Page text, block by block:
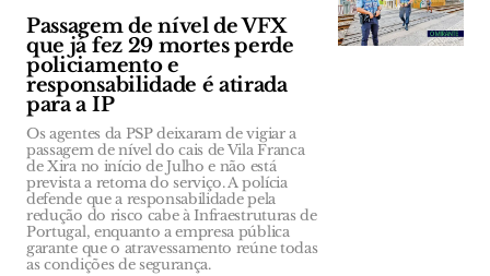
Passagem de nível de VFX
que já fez 29 mortes perde
policiamento e
responsabilidade é atirada
para a IP
Os agentes da PSP deixaram de vigiar a
passagem de nível do cais de Vila Franca
de Xira no início de Julho e não está
prevista a retoma do serviço. A polícia
defende que a responsabilidade pela
redução do risco cabe à Infraestruturas de
Portugal, enquanto a empresa pública
garante que o atravessamento reúne todas
as condições de segurança.